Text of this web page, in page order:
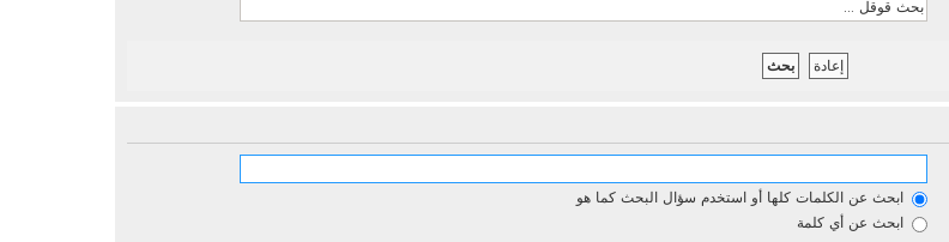
ابحث عن الكلمات كلها أو استخدم سؤال البحث كما هو
ابحث عن أي كلمة